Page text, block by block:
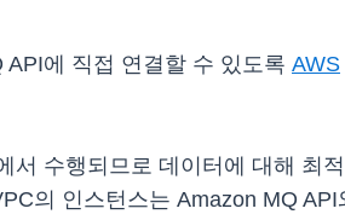
에 직접 연결할 수 있도록 AWS
서 수행되므로 데이터에 대해 최
의 인스턴스는 Amazon MQ API